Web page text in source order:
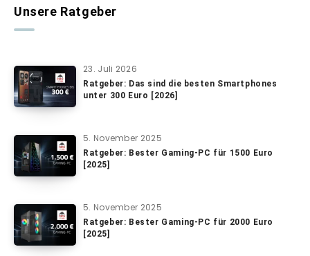
Unsere Ratgeber
23. Juli 2026
Ratgeber: Das sind die besten Smartphones
unter 300 Euro [2026]
5. November 2025
Ratgeber: Bester Gaming-PC für 1500 Euro
[2025]
5. November 2025
Ratgeber: Bester Gaming-PC für 2000 Euro
[2025]